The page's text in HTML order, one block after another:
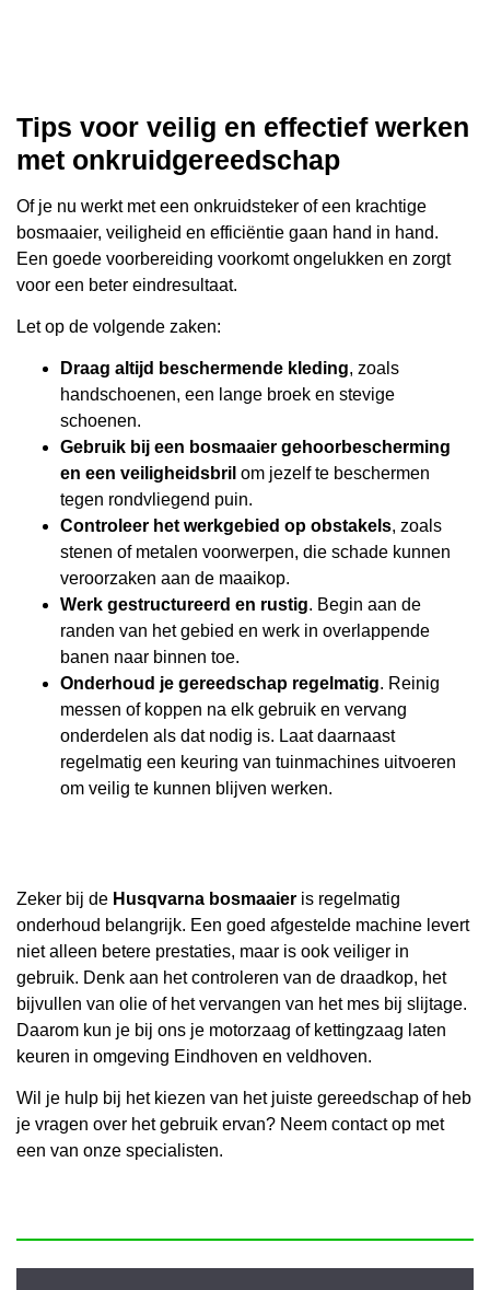
Tips voor veilig en effectief werken
met onkruidgereedschap
Of je nu werkt met een onkruidsteker of een krachtige
bosmaaier, veiligheid en efficiëntie gaan hand in hand.
Een goede voorbereiding voorkomt ongelukken en zorgt
voor een beter eindresultaat.
Let op de volgende zaken:
Draag altijd beschermende kleding, zoals
handschoenen, een lange broek en stevige
schoenen.
Gebruik bij een bosmaaier gehoorbescherming
en een veiligheidsbril om jezelf te beschermen
tegen rondvliegend puin.
Controleer het werkgebied op obstakels, zoals
stenen of metalen voorwerpen, die schade kunnen
veroorzaken aan de maaikop.
Werk gestructureerd en rustig. Begin aan de
randen van het gebied en werk in overlappende
banen naar binnen toe.
Onderhoud je gereedschap regelmatig. Reinig
messen of koppen na elk gebruik en vervang
onderdelen als dat nodig is. Laat daarnaast
regelmatig een keuring van tuinmachines uitvoeren
om veilig te kunnen blijven werken.
Zeker bij de Husqvarna bosmaaier is regelmatig
onderhoud belangrijk. Een goed afgestelde machine levert
niet alleen betere prestaties, maar is ook veiliger in
gebruik. Denk aan het controleren van de draadkop, het
bijvullen van olie of het vervangen van het mes bij slijtage.
Daarom kun je bij ons je motorzaag of kettingzaag laten
keuren in omgeving Eindhoven en veldhoven.
Wil je hulp bij het kiezen van het juiste gereedschap of heb
je vragen over het gebruik ervan? Neem contact op met
een van onze specialisten.